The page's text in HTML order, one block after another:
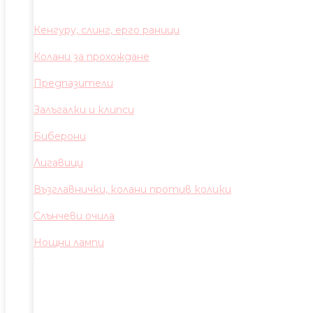
Кенгуру, слинг, ерго раници
Колани за прохождане
Предпазители
Залъгалки и клипси
Биберони
Лигавици
Възглавнички, колани против колики
Слънчеви очила
Нощни лампи